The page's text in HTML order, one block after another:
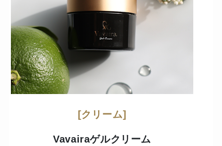
[クリーム]
Vavairaゲルクリーム